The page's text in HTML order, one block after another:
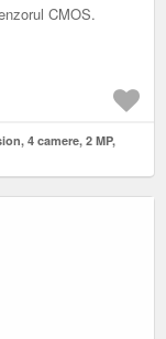
CMOS.
4 camere, 2 MP,